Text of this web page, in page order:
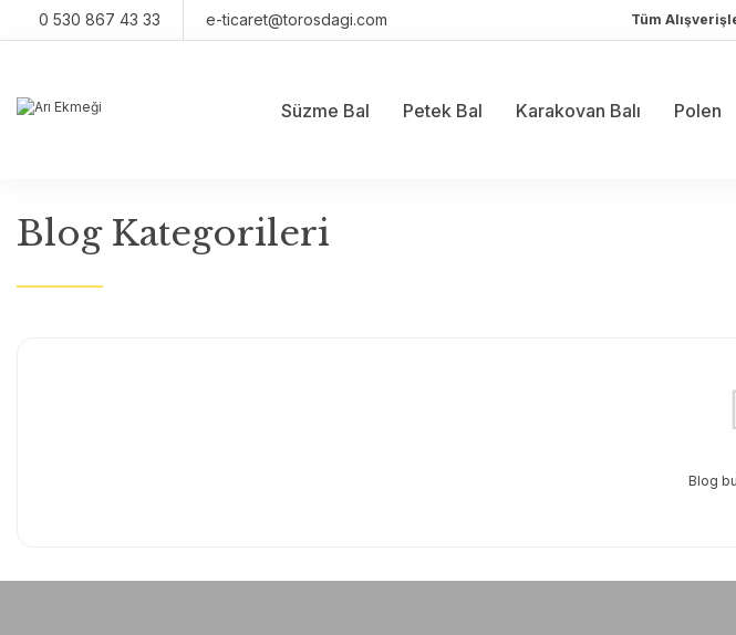
0 530 867 43 33 e-ticaret@torosdagi.com Tüm
Süzme Bal Petek Bal Karakovan Balı Polen
Blog Kategorileri
Blog